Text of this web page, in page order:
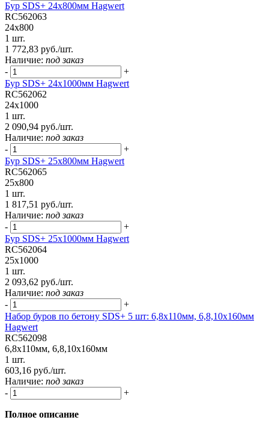
Бур SDS+ 24х800мм Hagwert
RC562063
24x800
1 шт.
1 772,83 руб./шт.
Наличие: под заказ
-
+
Бур SDS+ 24х1000мм Hagwert
RC562062
24x1000
1 шт.
2 090,94 руб./шт.
Наличие: под заказ
-
+
Бур SDS+ 25х800мм Hagwert
RC562065
25x800
1 шт.
1 817,51 руб./шт.
Наличие: под заказ
-
+
Бур SDS+ 25х1000мм Hagwert
RC562064
25x1000
1 шт.
2 093,62 руб./шт.
Наличие: под заказ
-
+
Набор буров по бетону SDS+ 5 шт: 6,8х110мм, 6,8,10х160мм
Hagwert
RC562098
6,8x110мм, 6,8,10x160мм
1 шт.
603,16 руб./шт.
Наличие: под заказ
-
+
Полное описание